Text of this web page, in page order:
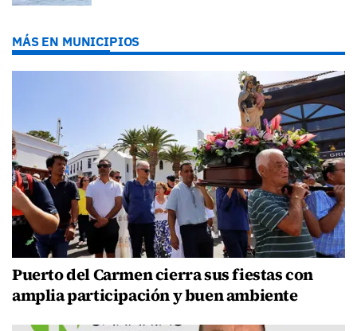
MÁS EN MUNICIPIOS
Puerto del Carmen cierra sus fiestas con
amplia participación y buen ambiente